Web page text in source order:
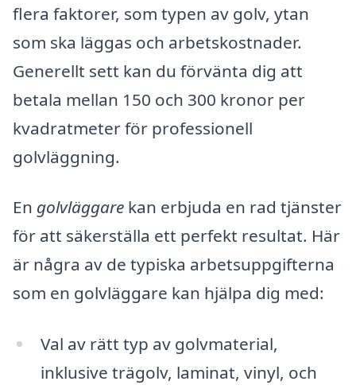
flera faktorer, som typen av golv, ytan
som ska läggas och arbetskostnader.
Generellt sett kan du förvänta dig att
betala mellan 150 och 300 kronor per
kvadratmeter för professionell
golvläggning.
En golvläggare kan erbjuda en rad tjänster
för att säkerställa ett perfekt resultat. Här
är några av de typiska arbetsuppgifterna
som en golvläggare kan hjälpa dig med:
Val av rätt typ av golvmaterial,
inklusive trägolv, laminat, vinyl, och